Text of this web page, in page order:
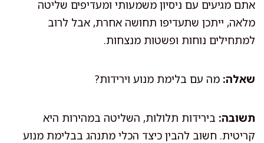
אתם מגיעים עם ניסיון משמעותי ומעדיפים שליטה
מלאה, ייתכן שתעדיפו תחושה אחרת, אבל לרוב
למתחילים נוחות ופשטות מנצחות.
שאלה: מה עם בלימת מנוע וירידות?
תשובה: בירידות תלולות, השליטה במהירות היא
קריטית. חשוב להבין כיצד הכלי מתנהג בבלימת מנוע